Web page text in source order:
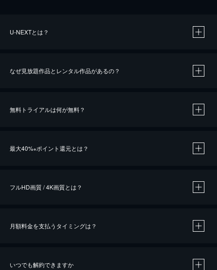
U-NEXTとは？
なぜ見放題作品とレンタル作品があるの？
無料トライアルは何が無料？
最大40%※ポイント還元とは？
※40％ポイント還元の対象は、クレジットカード決済による作品の購入 / レンタルです。
iOSアプリのUコイン決済による作品の購入 / レンタルは、20％のポイント還元です。
フルHD画質 / 4K画質とは？
月額料金を支払うタイミングは？
いつでも解約できますか